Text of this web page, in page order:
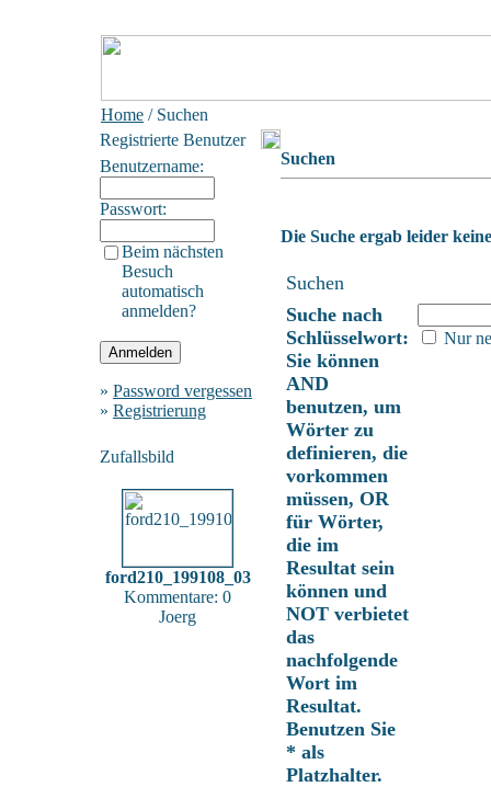
Home / Suchen
Registrierte Benutzer
Benutzername:
Passwort:
Beim nächsten
Besuch
automatisch
anmelden?
» Password vergessen
» Registrierung
Zufallsbild
ford210_199108_03
Kommentare: 0
Joerg
Suchen
Die Suche ergab leider
Suchen
Suche nach
Schlüsselwort:
Sie können
AND
benutzen, um
Wörter zu
definieren, die
vorkommen
müssen, OR
für Wörter,
die im
Resultat sein
können und
NOT verbietet
das
nachfolgende
Wort im
Resultat.
Benutzen Sie
* als
Platzhalter.
Nur